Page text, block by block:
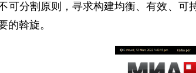
可分割原则，寻求构建均衡、有效、
的斡旋。